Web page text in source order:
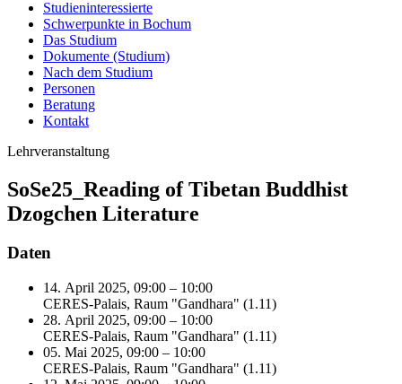
Studieninteressierte
Schwerpunkte in Bochum
Das Studium
Dokumente (Studium)
Nach dem Studium
Personen
Beratung
Kontakt
Lehrveranstaltung
SoSe25_Reading of Tibetan Buddhist
Dzogchen Literature
Daten
14. April 2025, 09:00 – 10:00
CERES-Palais, Raum "Gandhara" (1.11)
28. April 2025, 09:00 – 10:00
CERES-Palais, Raum "Gandhara" (1.11)
05. Mai 2025, 09:00 – 10:00
CERES-Palais, Raum "Gandhara" (1.11)